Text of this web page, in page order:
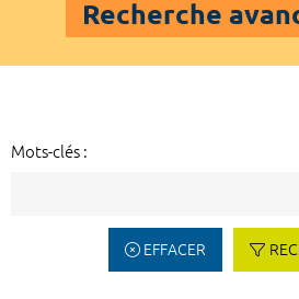
Recherche
Mots-clés :
EFFACER